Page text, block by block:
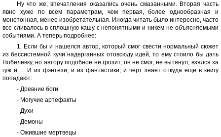
Ну что же, впечатления оказались очень смазанными. Вторая часть
явно хуже по всем параметрам, чем первая, более однообразная и
монотонная, менее изобретательная. Иногда читать было интересно, часто
все сливалось в сплошную кашу с непонятными и никем не объясняемыми
событиями. А теперь подробнее:
1. Если бы и нашелся автор, который смог свести нормальный сюжет
из бессистемной кучи надерганных отовсюду идей, то ему стоило бы дать
Нобелевку, но автору подобное не грозит, он не смог, не вытянул, взялся за
гуж и..... И из фэнтези, и из фантастики, и черт знает откуда еще в книгу
попадают:
- Древние боги
- Могучие артефакты
- Духи
- Демоны
- Ожившие мертвецы